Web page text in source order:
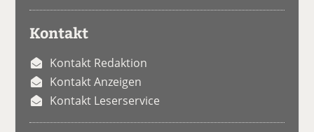
Kontakt
Kontakt Redaktion
Kontakt Anzeigen
Kontakt Leserservice